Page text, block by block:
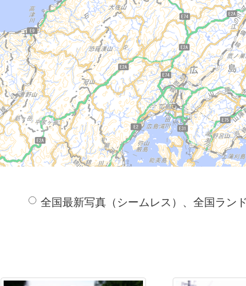
全国最新写真（シームレス）、全国ラン